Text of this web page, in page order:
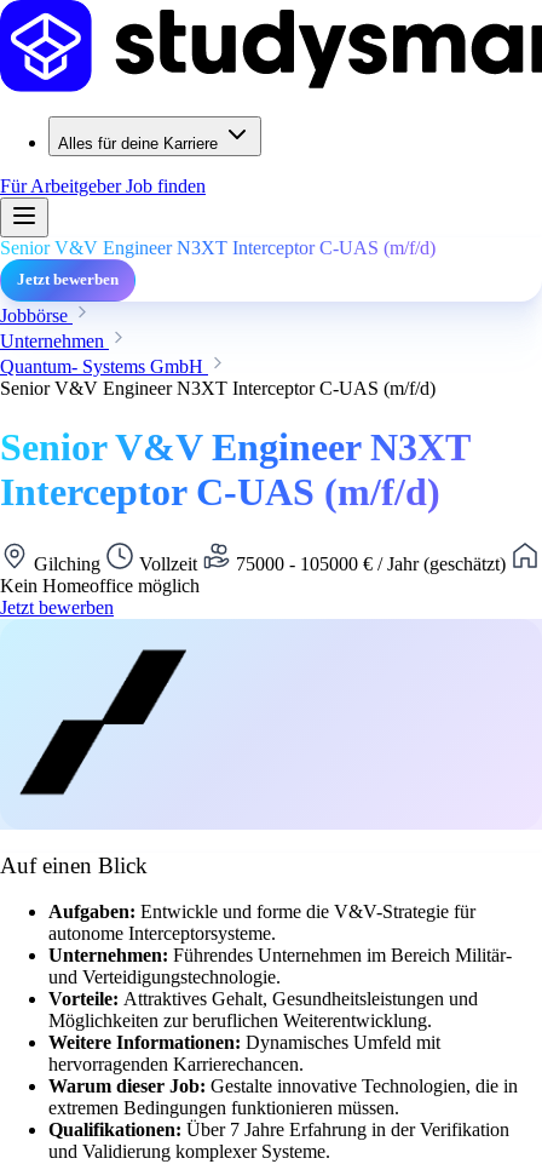
Alles für deine Karriere
Für ArbeitgeberJob finden
Senior V&V Engineer N3XT Interceptor C‑UAS (m/f/d)
Jetzt bewerben
Jobbörse
Unternehmen
Quantum- Systems GmbH
Senior V&V Engineer N3XT Interceptor C‑UAS (m/f/d)
Senior V&V Engineer N3XT
Interceptor C‑UAS (m/f/d)
Gilching Vollzeit
75000 - 105000 € / Jahr (geschätzt)
Kein Homeoffice möglich
Jetzt bewerben
Auf einen Blick
Aufgaben: Entwickle und forme die V&V-Strategie für
autonome Interceptorsysteme.
Unternehmen: Führendes Unternehmen im Bereich Militär-
und Verteidigungstechnologie.
Vorteile: Attraktives Gehalt, Gesundheitsleistungen und
Möglichkeiten zur beruflichen Weiterentwicklung.
Weitere Informationen: Dynamisches Umfeld mit
hervorragenden Karrierechancen.
Warum dieser Job: Gestalte innovative Technologien, die in
extremen Bedingungen funktionieren müssen.
Qualifikationen: Über 7 Jahre Erfahrung in der Verifikation
und Validierung komplexer Systeme.